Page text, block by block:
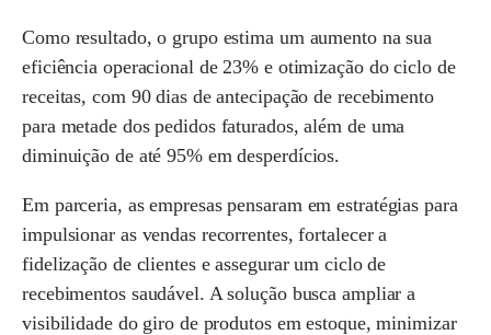
Como resultado, o grupo estima um aumento na sua
eficiência operacional de 23% e otimização do ciclo de
receitas, com 90 dias de antecipação de recebimento
para metade dos pedidos faturados, além de uma
diminuição de até 95% em desperdícios.
Em parceria, as empresas pensaram em estratégias para
impulsionar as vendas recorrentes, fortalecer a
fidelização de clientes e assegurar um ciclo de
recebimentos saudável. A solução busca ampliar a
visibilidade do giro de produtos em estoque, minimizar